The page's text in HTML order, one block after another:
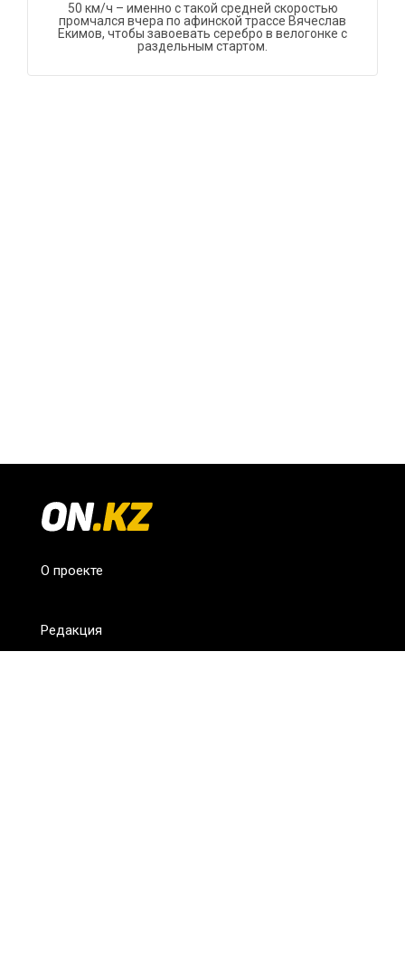
50 км/ч – именно с такой средней скоростью
промчался вчера по афинской трассе Вячеслав
Екимов, чтобы завоевать серебро в велогонке с
раздельным стартом.
О проекте
Редакция